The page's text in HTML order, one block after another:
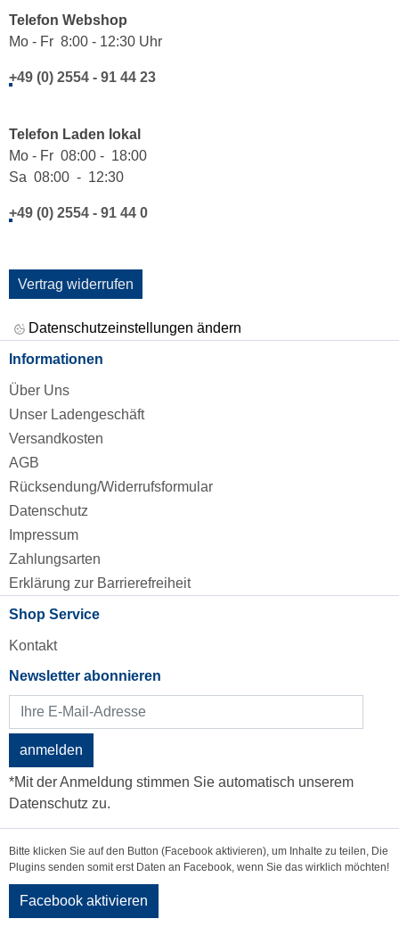
Telefon Webshop
Mo - Fr 8:00 - 12:30 Uhr
+49 (0) 2554 - 91 44 23
Telefon Laden lokal
Mo - Fr 08:00 - 18:00
Sa 08:00 - 12:30
+49 (0) 2554 - 91 44 0
Vertrag widerrufen
Datenschutzeinstellungen ändern
Informationen
Über Uns
Unser Ladengeschäft
Versandkosten
AGB
Rücksendung/Widerrufsformular
Datenschutz
Impressum
Zahlungsarten
Erklärung zur Barrierefreiheit
Shop Service
Kontakt
Newsletter abonnieren
anmelden
*Mit der Anmeldung stimmen Sie automatisch unserem
Datenschutz zu.
Bitte klicken Sie auf den Button (Facebook aktivieren), um Inhalte zu teilen, Die
Plugins senden somit erst Daten an Facebook, wenn Sie das wirklich möchten!
Facebook aktivieren